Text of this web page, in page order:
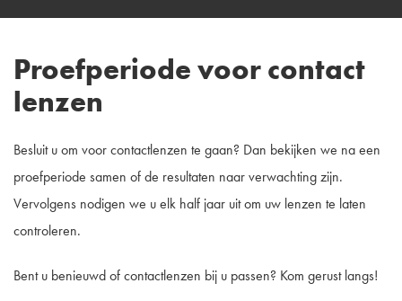
Proefperiode voor contact
lenzen
Besluit u om voor contactlenzen te gaan? Dan bekijken we na een
proefperiode samen of de resultaten naar verwachting zijn.
Vervolgens nodigen we u elk half jaar uit om uw lenzen te laten
controleren.
Bent u benieuwd of contactlenzen bij u passen? Kom gerust langs!